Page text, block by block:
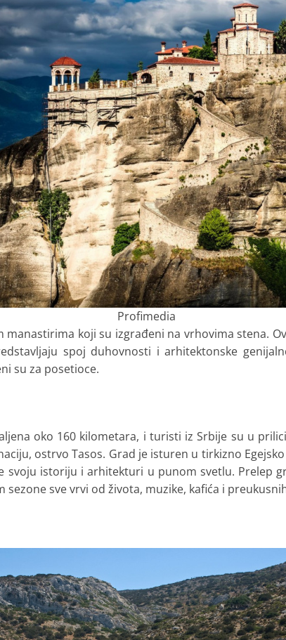
Profimedia
manastirima koji su izgrađeni na vrhovima stena.
spoj duhovnosti i arhitektonske
su za posetioce.
oko 160 kilometara, i turisti iz Srbije su u
ostrvo Tasos. Grad je isturen u tirkizno Egejsko
svoju istoriju i arhitekturi u punom svetlu. Prelep
sezone sve vrvi od života, muzike, kafića i